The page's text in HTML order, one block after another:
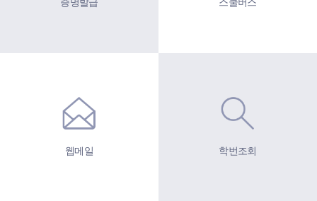
증명발급 스쿨버스
웹메일 학번조회